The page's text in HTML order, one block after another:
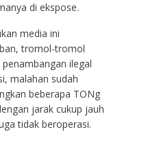
di ekspose.
media ini
tromol-tromol
ilegal
malahan sudah
beberapa TONg
jarak cukup jauh
tidak beroperasi.